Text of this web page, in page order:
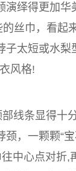
绎得更加华
丝巾，看起
太短或水梨
风格!
线条显得十
，一颗颗“
中心点对折